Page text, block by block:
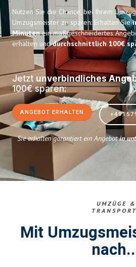
Nutzen Sie die Chance, bei Ihrem
Umzugsmeister zu sparen: Erhalten Sie
Minutenein maßgeschneidertes
erhalten unddurchschnittlich 100€
Jetzt unverbindliches
100€ sparen:
ANGEBOT ERHALTEN
Sie erhalten garantiert ein Angebotin
UMZÜGE &
Mit
nach..